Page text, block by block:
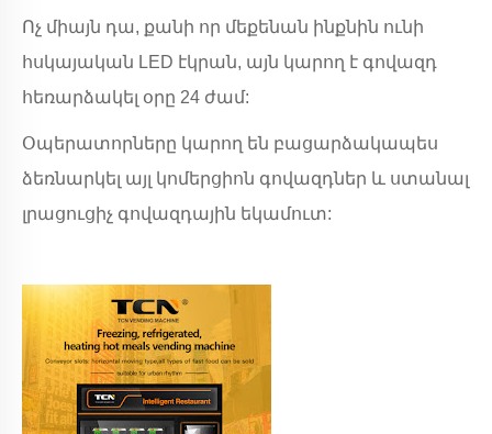
Ոչ միայն դա, քանի որ մեքենան ինքնին ունի
հսկայական LED էկրան, այն կարող է գովազդ
հեռարձակել օրը 24 ժամ:
Օպերատորները կարող են բացարձակապես
ձեռնարկել այլ կոմերցիոն գովազդներ և ստանալ
լրացուցիչ գովազդային եկամուտ: